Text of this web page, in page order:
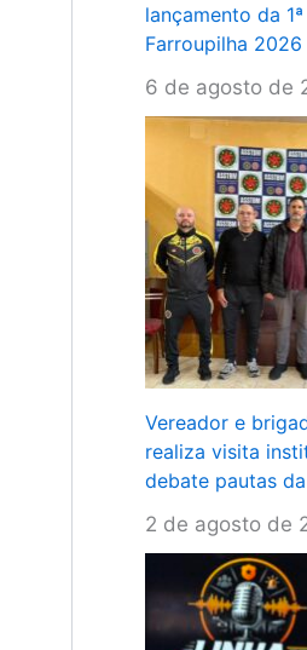
lançamento da
Farroupilha 2026
6 de agosto de
Vereador e
realiza visita
debate pautas
2 de agosto de